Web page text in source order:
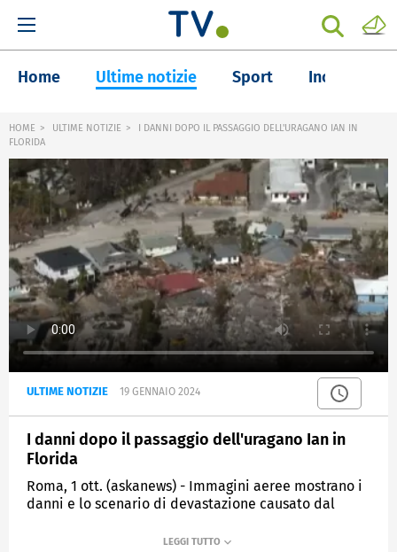
Home Ultime notizie Sport Inchieste
HOME ULTIME NOTIZIE
I DANNI DOPO IL PASSAGGIO DELL'URAGANO IAN IN
FLORIDA
ULTIME NOTIZIE 19 GENNAIO 2024
I danni dopo il passaggio dell'uragano Ian in
Florida
Roma, 1 ott. (askanews) - Immagini aeree mostrano i
danni e lo scenario di devastazione causato dal